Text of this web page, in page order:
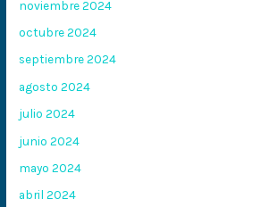
noviembre 2024
octubre 2024
septiembre 2024
agosto 2024
julio 2024
junio 2024
mayo 2024
abril 2024